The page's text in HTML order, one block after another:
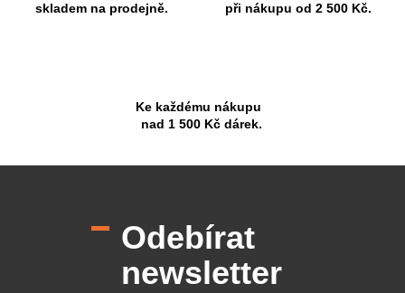
skladem na prodejně.
při nákupu od 2 500 Kč.
Ke každému nákupu
nad 1 500 Kč dárek.
Odebírat
newsletter